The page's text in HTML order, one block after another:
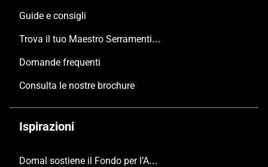
Guide e consigli
Trova il tuo Maestro Serramentista Domal
Domande frequenti
Consulta le nostre brochure
Ispirazioni
Domal sostiene il Fondo per l’Ambiente Italiano anche per le Giornate FAI di Primavera 2024